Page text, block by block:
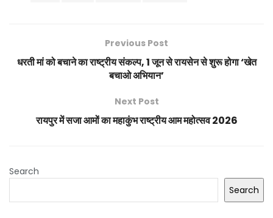
Previous Post
धरती मां को बचाने का राष्ट्रीय संकल्प, 1 जून से रायसेन से शुरू होगा ‘खेत
बचाओ अभियान’
Next Post
रायपुर में सजा आमों का महाकुंभ राष्ट्रीय आम महोत्सव 2026
Search
Search